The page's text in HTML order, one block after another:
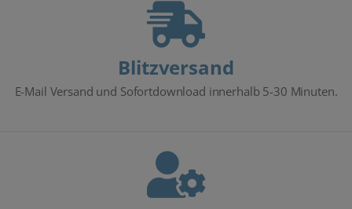
Blitzversand
E-Mail Versand und Sofortdownload innerhalb 5-30 Minuten.